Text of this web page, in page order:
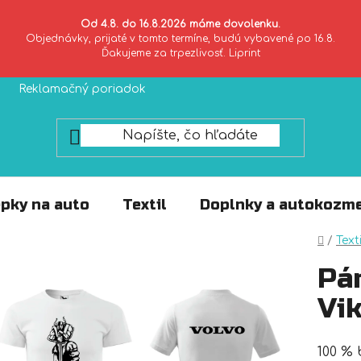
Od 4.8. do 16.8.2026 máme dovolenku.
Objednávky, prijaté v tomto termíne, budú vybavené po 16.8.
Ďakujeme za trpezlivosť. Liprint
Reklamačný poriadok
na auto Textil Doplnky a
/
100 %